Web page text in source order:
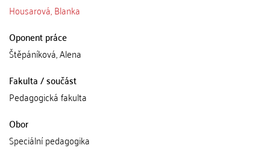
Housarová, Blanka
Oponent práce
Štěpáníková, Alena
Fakulta / součást
Pedagogická fakulta
Obor
Speciální pedagogika